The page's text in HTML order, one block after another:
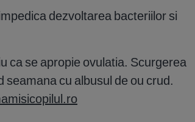
dezvoltarea bacteriilor si
ca se apropie ovulatia. Scurgerea
cu albusul de ou crud.